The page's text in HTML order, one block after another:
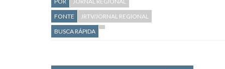
FONTE
JRTV/JORNAL REGIONAL
BUSCA RÁPIDA